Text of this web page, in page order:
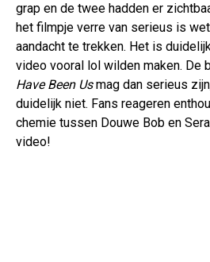
grap en de twee hadden er
het filmpje verre van serieus is
aandacht te trekken. Het is
video vooral lol wilden maken. De
Have Been Usmag dan serieus
duidelijk niet. Fans reageren
chemie tussen Douwe Bob en
video!